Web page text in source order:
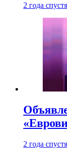
2 года спустя
2 года спустя